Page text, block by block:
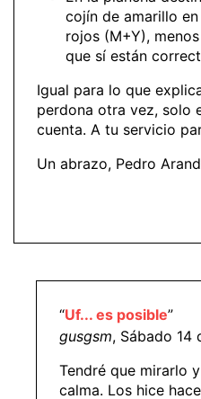
cojín de amarillo
rojos (M+Y),
que sí están
Igual para lo que
perdona otra vez, solo
cuenta. A tu servicio
Un abrazo, Pedro
“Uf... es posible”
gusgsm, Sábado 14
Tendré que mirarlo
calma. Los hice